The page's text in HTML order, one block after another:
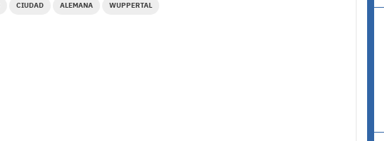
CIUDAD ALEMANA WUPPERTAL